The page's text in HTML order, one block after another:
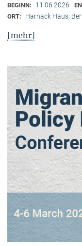
BEGINN: 11.06.2026
ORT: Harnack Haus,
[mehr]